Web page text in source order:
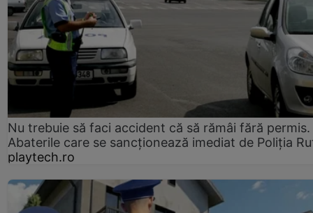
Nu trebuie să faci accident că să rămâi fără permis.
Abaterile care se sancționează imediat de Poliţia
playtech.ro